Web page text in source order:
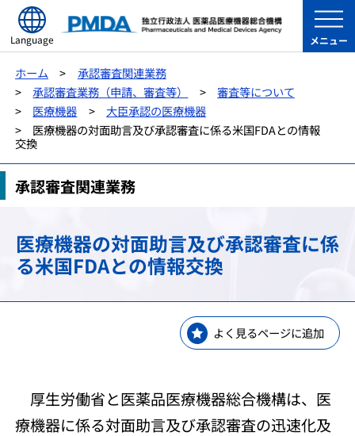
Language メニュー
ホーム
承認審査関連業務
承認審査業務（申請、審査等）
審査等について
医療機器
大臣承認の医療機器
医療機器の対面助言及び承認審査に係る米国FDAとの情報
交換
承認審査関連業務
医療機器の対面助言及び承認審査に係
る米国FDAとの情報交換
よく見るページに追加
厚生労働省と医薬品医療機器総合機構は、医
療機器に係る対面助言及び承認審査の迅速化及